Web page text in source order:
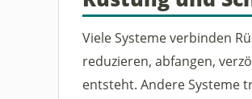
Viele Systeme verbinden
reduzieren, abfangen,
entsteht. Andere Systeme